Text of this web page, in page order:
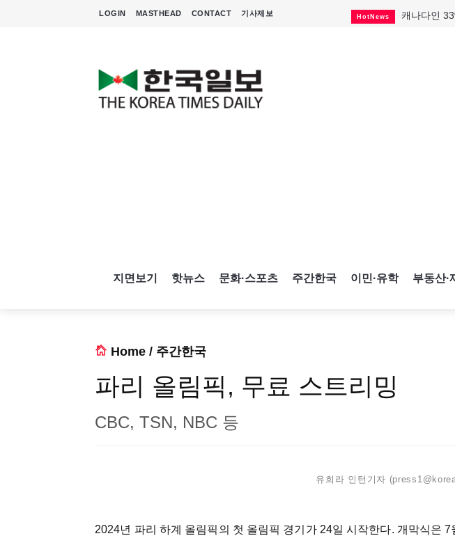
LOGIN MASTHEAD CONTACT 기사제보 HotNews 캐나다인
지면보기 핫뉴스 문화·스포츠 주간한국 이민·유학 부동산·
Home / 주간한국
파리 올림픽, 무료 스트리밍
CBC, TSN, NBC 등
유희라 인턴기자
2024년 파리 하계 올림픽의 첫 올림픽 경기가 24일 시작한다. 개막식은 7